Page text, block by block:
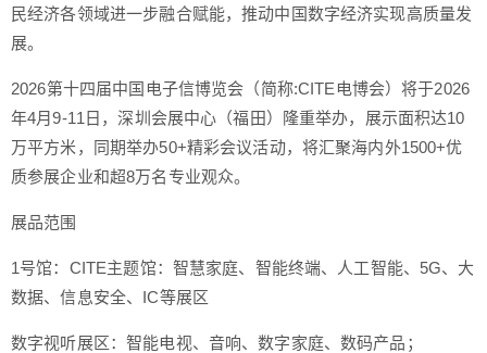
民经济各领域进一步融合赋能，推动中国数字经济实现高质量发
展。
2026第十四届中国电子信博览会（简称:CITE电博会）将于2026
年4月9-11日，深圳会展中心（福田）隆重举办，展示面积达10
万平方米，同期举办50+精彩会议活动，将汇聚海内外1500+优
质参展企业和超8万名专业观众。
展品范围
1号馆：CITE主题馆：智慧家庭、智能终端、人工智能、5G、大
数据、信息安全、IC等展区
数字视听展区：智能电视、音响、数字家庭、数码产品；